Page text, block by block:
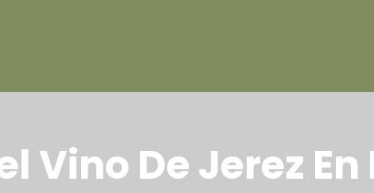
Vino De Jerez